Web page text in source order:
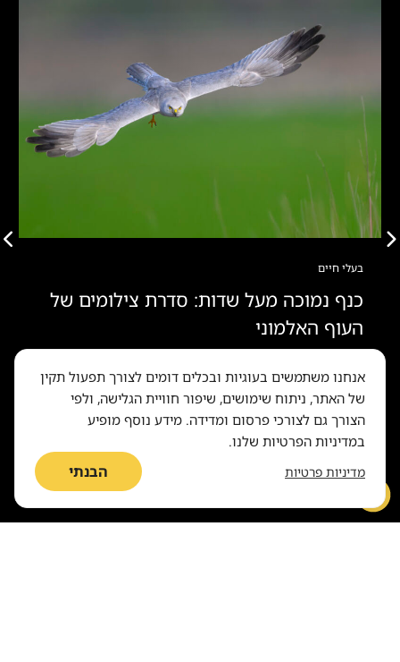
בעלי חיים
כנף נמוכה מעל שדות: סדרת צילומים של
העוף האלמוני
אנחנו משתמשים בעוגיות ובכלים דומים לצורך תפעול תקין
של האתר, ניתוח שימושים, שיפור חוויית הגלישה, ולפי
הצורך גם לצורכי פרסום ומדידה. מידע נוסף מופיע
במדיניות הפרטיות שלנו.
מדיניות פרטיות הבנתי